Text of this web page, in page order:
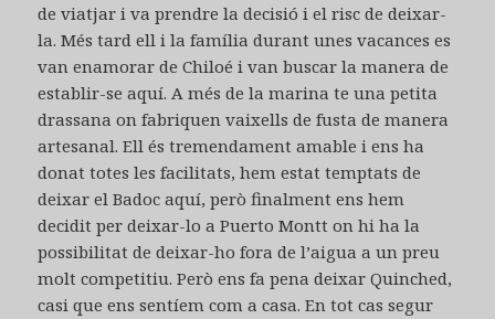
de viatjar i va prendre la decisió i el risc de deixar-
la. Més tard ell i la família durant unes vacances es
van enamorar de Chiloé i van buscar la manera de
establir-se aquí. A més de la marina te una petita
drassana on fabriquen vaixells de fusta de manera
artesanal. Ell és tremendament amable i ens ha
donat totes les facilitats, hem estat temptats de
deixar el Badoc aquí, però finalment ens hem
decidit per deixar-lo a Puerto Montt on hi ha la
possibilitat de deixar-ho fora de l’aigua a un preu
molt competitiu. Però ens fa pena deixar Quinched,
casi que ens sentíem com a casa. En tot cas segur